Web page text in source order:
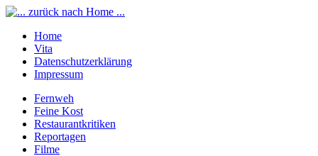
Home
Vita
Datenschutzerklärung
Impressum
Fernweh
Feine Kost
Restaurantkritiken
Reportagen
Filme